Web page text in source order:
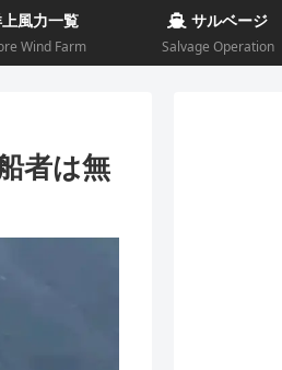
風力一覧
Wind Farm
サルベージ
Salvage Operation
者は無